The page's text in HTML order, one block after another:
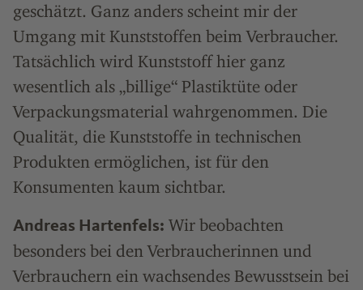
geschätzt. Ganz anders scheint mir der
Umgang mit Kunststoffen beim Verbraucher.
Tatsächlich wird Kunststoff hier ganz
wesentlich als „billige“ Plastiktüte oder
Verpackungsmaterial wahrgenommen. Die
Qualität, die Kunststoffe in technischen
Produkten ermöglichen, ist für den
Konsumenten kaum sichtbar.
Andreas Hartenfels: Wir beobachten
besonders bei den Verbraucherinnen und
Verbrauchern ein wachsendes Bewusstsein bei